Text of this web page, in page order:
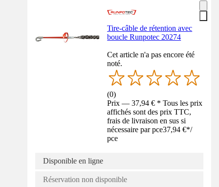
Tire-câble de rétention avec
boucle Runpotec 20274
Cet article n'a pas encore été
noté.
(0)
Prix — 37,94 € * Tous les prix
affichés sont des prix TTC,
frais de livraison en sus si
nécessaire par pce37,94 €*/
pce
Disponible en ligne
Réservation non disponible